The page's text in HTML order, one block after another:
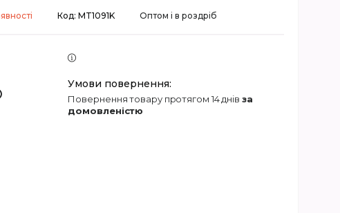
Оптом і в роздріб
Код: MT1091K
повернення товару протягом 14 днів за
домовленістю